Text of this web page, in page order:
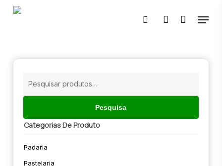
Skip
🔍
pesquisaraccount
Menu
Pesquisa
Categorias De Produto
Padaria
Pastelaria